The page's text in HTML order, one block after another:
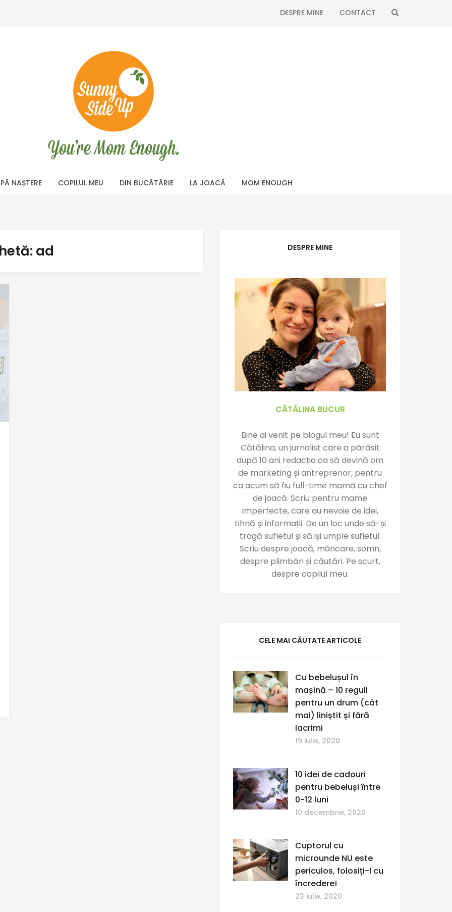
SEARCH
DESPRE MINE CONTACT
NAȘTERE COPILUL MEU DIN BUCĂTĂRIE LA JOACĂ MOM ENOUGH
ad DESPRE MINE
CĂTĂLINA BUCUR
Bine ai venit pe blogul meu! Eu sunt
Cătălina, un jurnalist care a părăsit
după 10 ani redacția ca să devină om
de marketing și antreprenor, pentru
ca acum să fiu full-time mamă cu chef
de joacă. Scriu pentru mame
imperfecte, care au nevoie de idei,
tihnă și informații. De un loc unde să-și
tragă sufletul și să iși umple sufletul.
Scriu despre joacă, mâncare, somn,
despre plimbări și căutări. Pe scurt,
despre copilul meu.
CELE MAI CĂUTATE ARTICOLE
Cu bebelușul în
mașină – 10 reguli
pentru un drum (cât
mai) liniștit și fără
lacrimi
19 iulie, 2020
10 idei de cadouri
pentru bebeluși între
0-12 luni
10 decembrie, 2020
Cuptorul cu
microunde NU este
periculos, folosiți-l cu
încredere!
23 iulie, 2020